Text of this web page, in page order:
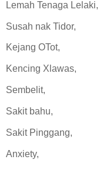
Lemah Tenaga Lelaki,
Susah nak Tidor,
Kejang OTot,
Kencing Xlawas,
Sembelit,
Sakit bahu,
Sakit Pinggang,
Anxiety,